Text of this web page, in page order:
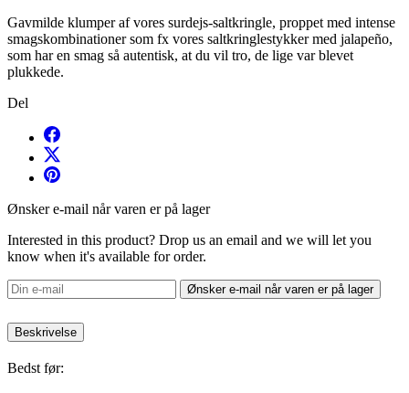
Gavmilde klumper af vores surdejs-saltkringle, proppet med intense
smagskombinationer som fx vores saltkringlestykker med jalapeño,
som har en smag så autentisk, at du vil tro, de lige var blevet
plukkede.
Del
Ønsker e-mail når varen er på lager
Interested in this product? Drop us an email and we will let you
know when it's available for order.
Ønsker e-mail når varen er på lager
Beskrivelse
Bedst før: